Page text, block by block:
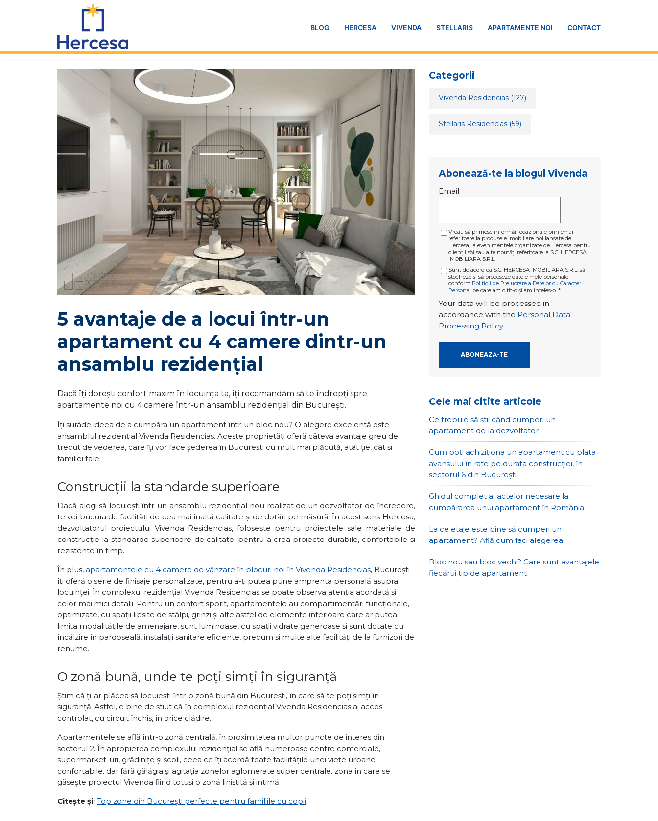
BLOG HERCESA VIVENDA STELLARIS APARTAMENTE NOI CONTACT
5 avantaje de a locui într-un
apartament cu 4 camere dintr-un
ansamblu rezidențial
Dacă îți dorești confort maxim în locuința ta, îți recomandăm să te îndrepți spre
apartamente noi cu 4 camere într-un ansamblu rezidențial din București.
Îți surâde ideea de a cumpăra un apartament într-un bloc nou? O alegere excelentă este
ansamblul rezidențial Vivenda Residencias. Aceste proprietăți oferă câteva avantaje greu de
trecut de vederea, care îți vor face șederea în București cu mult mai plăcută, atât ție, cât și
familiei tale.
Construcții la standarde superioare
Dacă alegi să locuiești într-un ansamblu rezidențial nou realizat de un dezvoltator de încredere,
te vei bucura de facilități de cea mai înaltă calitate și de dotări pe măsură. În acest sens Hercesa,
dezvoltatorul proiectului Vivenda Residencias, folosește pentru proiectele sale materiale de
construcție la standarde superioare de calitate, pentru a crea proiecte durabile, confortabile și
rezistente în timp.
În plus, apartamentele cu 4 camere de vânzare în blocuri noi în Vivenda Residencias, București
îți oferă o serie de finisaje personalizate, pentru a-ți putea pune amprenta personală asupra
locuinței. În complexul rezidențial Vivenda Residencias se poate observa atenția acordată și
celor mai mici detalii. Pentru un confort sporit, apartamentele au compartimentări funcționale,
optimizate, cu spații lipsite de stâlpi, grinzi și alte astfel de elemente interioare care ar putea
limita modalitățile de amenajare, sunt luminoase, cu spații vidrate generoase și sunt dotate cu
încălzire în pardoseală, instalații sanitare eficiente, precum și multe alte facilități de la furnizori de
renume.
O zonă bună, unde te poți simți în siguranță
Știm că ți-ar plăcea să locuiești într-o zonă bună din București, în care să te poți simți în
siguranță. Astfel, e bine de știut că în complexul rezidențial Vivenda Residencias ai acces
controlat, cu circuit închis, în orice clădire.
Apartamentele se află într-o zonă centrală, în proximitatea multor puncte de interes din
sectorul 2. În apropierea complexului rezidențial se află numeroase centre comerciale,
supermarket-uri, grădinițe și școli, ceea ce îți acordă toate facilitățile unei viețe urbane
confortabile, dar fără gălăgia și agitația zonelor aglomerate super centrale, zona în care se
găsește proiectul Vivenda fiind totuși o zonă liniștită și intimă.
Citește și: Top zone din București perfecte pentru familiile cu copii
Categorii
Vivenda Residencias (127)
Stellaris Residencias (59)
Abonează-te la blogul Vivenda
Email
Vreau să primesc informări ocazionale prin email
referitoare la produsele imobiliare noi lansate de
Hercesa, la evenimentele organizate de Hercesa pentru
clienții săi sau alte noutăți referitoare la S.C. HERCESA
IMOBILIARA S.R.L.
Sunt de acord ca S.C. HERCESA IMOBILIARA S.R.L. să
stocheze și să proceseze datele mele personale
conform Politicii de Prelucrare a Datelor cu Caracter
Personal pe care am citit-o și am înteles-o. *
Your data will be processed in
accordance with the Personal Data
Processing Policy
Cele mai citite articole
Ce trebuie să știi când cumperi un
apartament de la dezvoltator
Cum poți achiziționa un apartament cu plata
avansului în rate pe durata construcției, în
sectorul 6 din București
Ghidul complet al actelor necesare la
cumpărarea unui apartament în România
La ce etaje este bine să cumperi un
apartament? Află cum faci alegerea
Bloc nou sau bloc vechi? Care sunt avantajele
fiecărui tip de apartament